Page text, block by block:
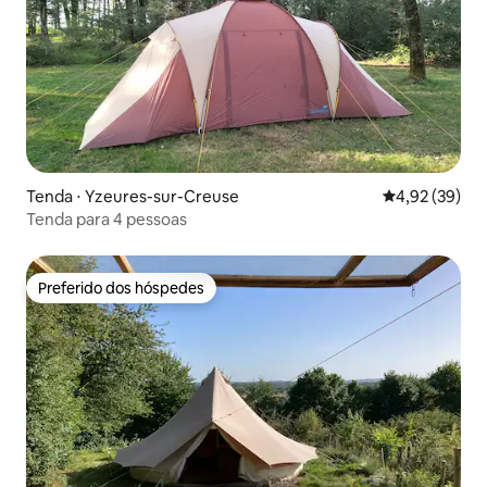
Tenda ⋅ Yzeures-sur-Creuse 4,92 de uma
4,92 (39)
Tenda para 4 pessoas
Preferido dos hóspedes
Preferido dos hóspedes